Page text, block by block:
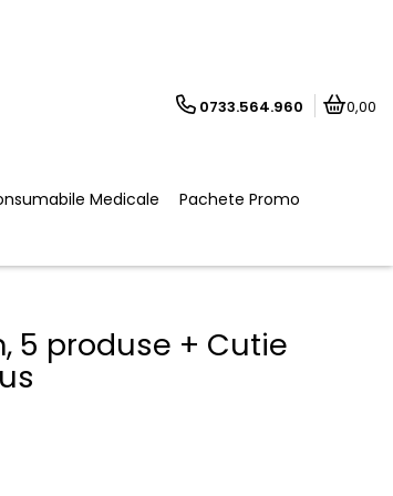
0733.564.960 0,00
Medicale
Pachete Promo
5 produse + Cutie